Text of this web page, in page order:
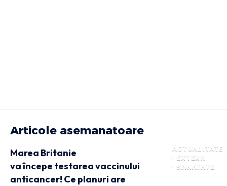
Articole asemanatoare
ACTUALITATE
EXTERN
SANATATE
Marea Britanie
va începe testarea vaccinului
anticancer! Ce planuri are